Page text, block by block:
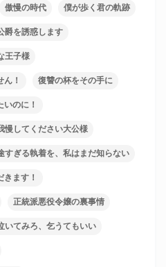
傲慢の時代 僕が歩く君の軌跡
爵を誘惑します
王子様
！ 復讐の杯をその手に
のに！
慢してください大公様
すぎる執着を、私はまだ知らない
ます！
正統派悪役令嬢の裏事情
いてみろ、乞うてもいい